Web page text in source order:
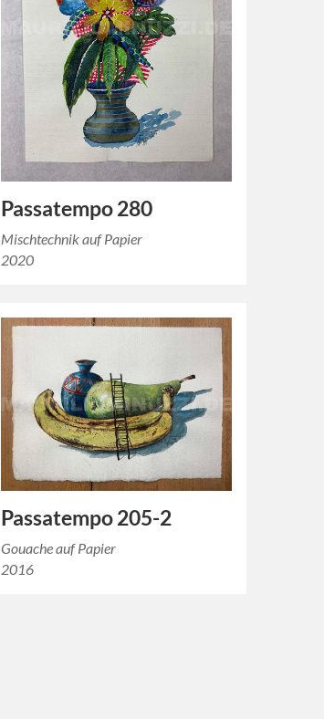
Passatempo 280
Mischtechnik auf Papier
2020
Passatempo 205-2
Gouache auf Papier
2016